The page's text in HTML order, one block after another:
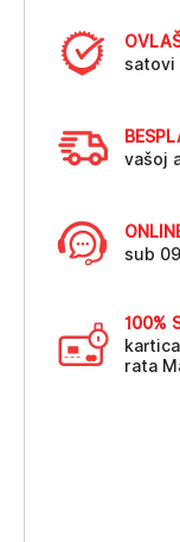
satovi
vašoj
sub
100%
rata